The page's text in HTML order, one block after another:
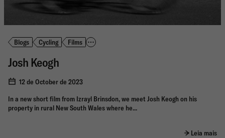
Blogs Cycling Films
Josh Keogh
12 de October de 2023
In a new short film from Izrayl Brinsdon, we meet Josh Keogh on his
property in rural New South Wales where he...
Leia mais